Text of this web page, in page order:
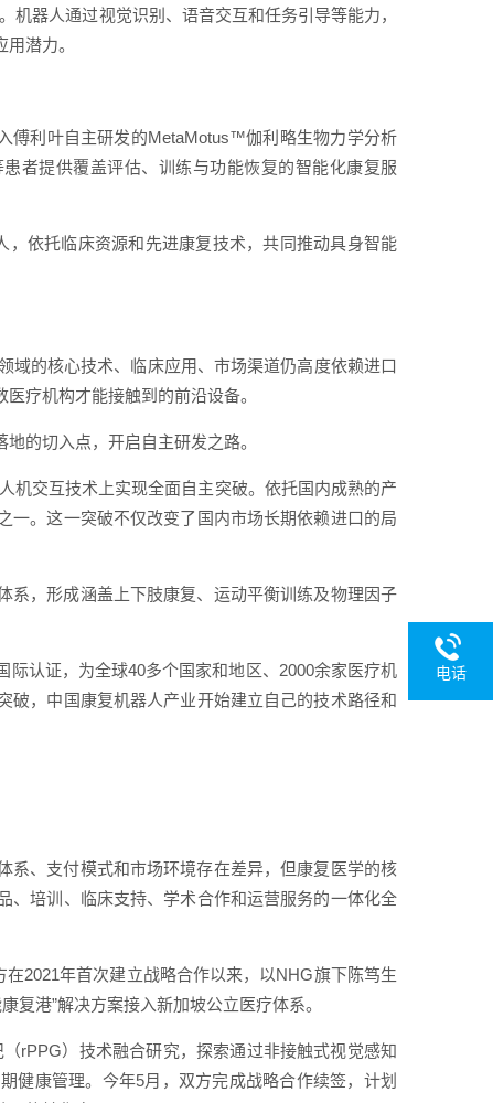
器人通过视觉识别、语音交互和任务引导等能力，
潜力。
傅利叶自主研发的MetaMotus™伽利略生物力学分析
者提供覆盖评估、训练与功能恢复的智能化康复服
依托临床资源和先进康复技术，共同推动具身智能
域的核心技术、临床应用、市场渠道仍高度依赖进口
疗机构才能接触到的前沿设备。
的切入点，开启自主研发之路。
机交互技术上实现全面自主突破。依托国内成熟的产
一。这一突破不仅改变了国内市场长期依赖进口的局
系，形成涵盖上下肢康复、运动平衡训练及物理因子
认证，为全球40多个国家和地区、2000余家医疗机
破，中国康复机器人产业开始建立自己的技术路径和
系、支付模式和市场环境存在差异，但康复医学的核
、培训、临床支持、学术合作和运营服务的一体化全
2021年首次建立战略合作以来，以NHG旗下陈笃生
复港”解决方案接入新加坡公立医疗体系。
rPPG）技术融合研究，探索通过非接触式视觉感知
健康管理。今年5月，双方完成战略合作续签，计划
电话